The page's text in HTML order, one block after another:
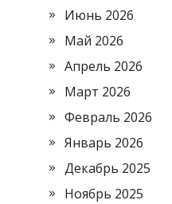
Июнь 2026
Май 2026
Апрель 2026
Март 2026
Февраль 2026
Январь 2026
Декабрь 2025
Ноябрь 2025